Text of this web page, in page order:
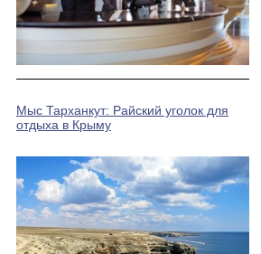
Мыс Тарханкут: Райский уголок для
отдыха в Крыму